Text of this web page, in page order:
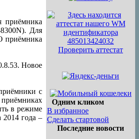
приёмника
Для
приёмника
Новое
с
в режиме
2014 года –
Проверить аттестат
Одним кликом
В избранное
Сделать стартовой
Последние новости